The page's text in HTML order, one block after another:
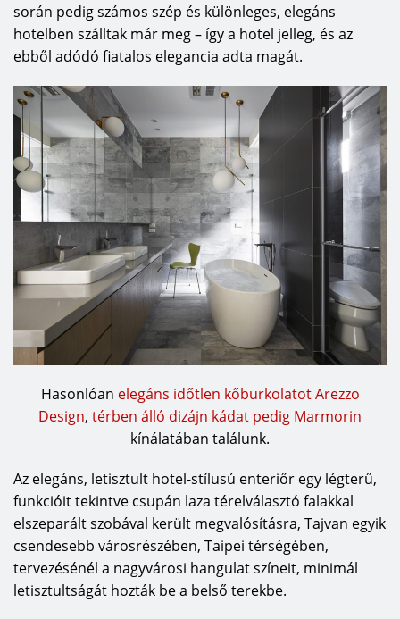
során pedig számos szép és különleges, elegáns
hotelben szálltak már meg – így a hotel jelleg, és az
ebből adódó fiatalos elegancia adta magát.
Hasonlóan elegáns időtlen kőburkolatot Arezzo
Design, térben álló dizájn kádat pedig Marmorin
kínálatában találunk.
Az elegáns, letisztult hotel-stílusú enteriőr egy légterű,
funkcióit tekintve csupán laza térelválasztó falakkal
elszeparált szobával került megvalósításra, Tajvan egyik
csendesebb városrészében, Taipei térségében,
tervezésénél a nagyvárosi hangulat színeit, minimál
letisztultságát hozták be a belső terekbe.